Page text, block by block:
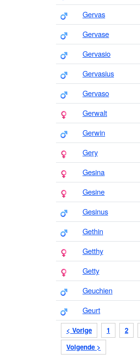
< Vorige 1 2
Volgende >
Gervas
Gervase
Gervasio
Gervasius
Gervaso
Gerwalt
Gerwin
Gery
Gesina
Gesine
Gesinus
Gethin
Getthy
Getty
Geuchien
Geurt